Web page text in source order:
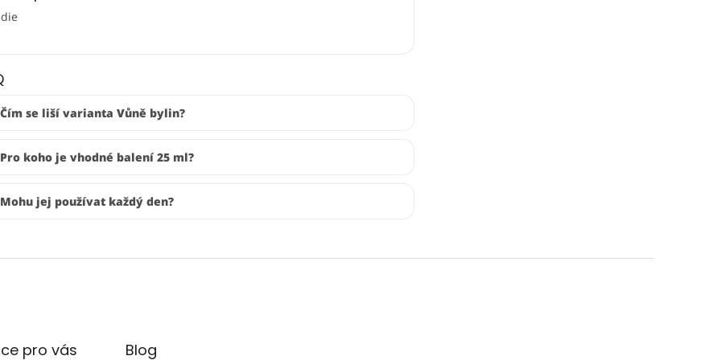
Čím se liší varianta Vůně bylin?
Pro koho je vhodné balení 25 ml?
Mohu jej používat každý den?
pro vás Blog